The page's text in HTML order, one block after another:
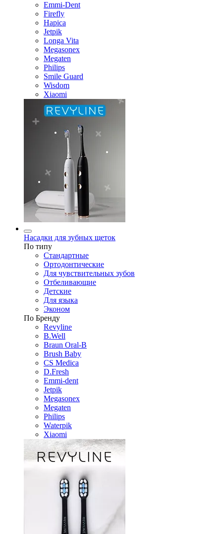
Emmi-Dent
Firefly
Hapica
Jetpik
Longa Vita
Megasonex
Megaten
Philips
Smile Guard
Wisdom
Xiaomi
Насадки для зубных щеток
По типу
Стандартные
Ортодонтические
Для чувствительных зубов
Отбеливающие
Детские
Для языка
Эконом
По Бренду
Revyline
B.Well
Braun Oral-B
Brush Baby
CS Medica
D.Fresh
Emmi-dent
Jetpik
Megasonex
Megaten
Philips
Waterpik
Xiaomi